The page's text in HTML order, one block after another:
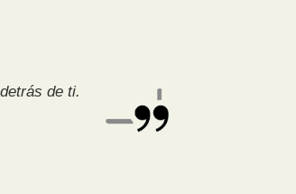
de ti.